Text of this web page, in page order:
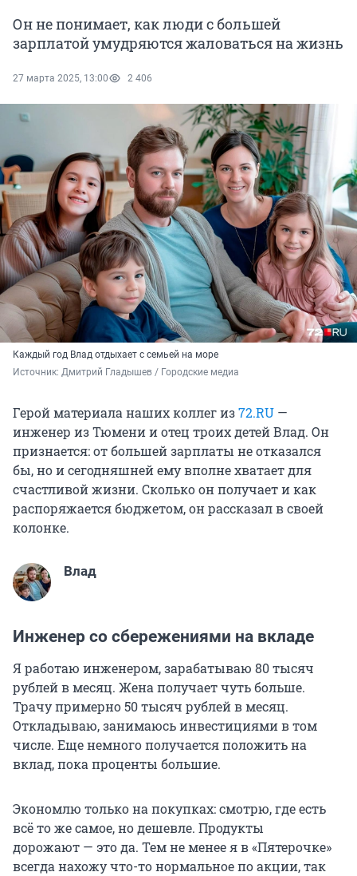
Он не понимает, как люди с большей
зарплатой умудряются жаловаться на жизнь
27 марта 2025, 13:00 2 406
Каждый год Влад отдыхает с семьей на море
Источник: Дмитрий Гладышев / Городские медиа
Герой материала наших коллег из72.RU —
инженер из Тюмени и отец троих детей Влад. Он
признается: от большей зарплаты не отказался
бы, но и сегодняшней ему вполне хватает для
счастливой жизни. Сколько он получает и как
распоряжается бюджетом, он рассказал в своей
колонке.
Влад
Инженер со сбережениями на вкладе
Я работаю инженером, зарабатываю 80 тысяч
рублей в месяц. Жена получает чуть больше.
Трачу примерно 50 тысяч рублей в месяц.
Откладываю, занимаюсь инвестициями в том
числе. Еще немного получается положить на
вклад, пока проценты большие.
Экономлю только на покупках: смотрю, где есть
всё то же самое, но дешевле. Продукты
дорожают — это да. Тем не менее я в «Пятерочке»
всегда нахожу что-то нормальное по акции, так